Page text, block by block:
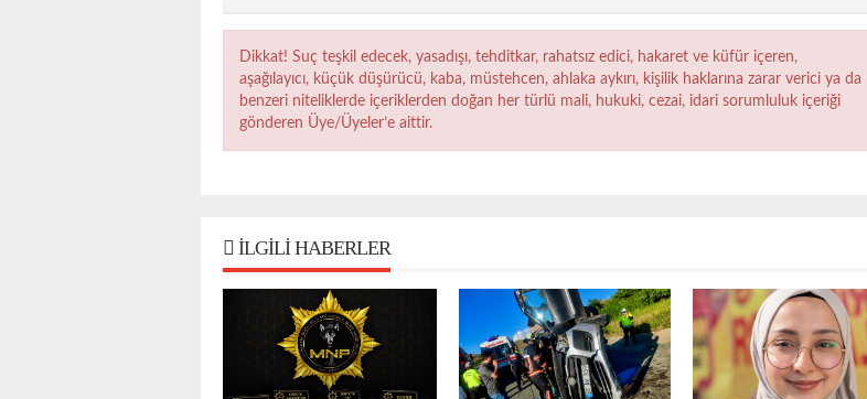
Dikkat! Suç teşkil edecek, yasadışı, tehditkar, rahatsız edici, hakaret ve küfür içeren,
aşağılayıcı, küçük düşürücü, kaba, müstehcen, ahlaka aykırı, kişilik haklarına zarar verici ya da
benzeri niteliklerde içeriklerden doğan her türlü mali, hukuki, cezai, idari sorumluluk içeriği
gönderen Üye/Üyeler’e aittir.
İLGILI HABERLER